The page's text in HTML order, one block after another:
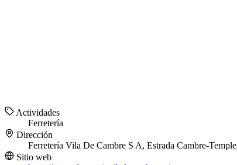
Actividades
Ferretería
Dirección
Ferretería Vila De Cambre S A, Estrada Cambre-
Sitio web